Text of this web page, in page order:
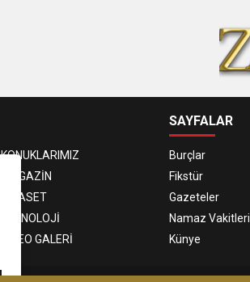
KONUKLARIMIZ
MAGAZİN
SİYASET
TEKNOLOJİ
VIDEO GALERİ
SAYFALAR
Burçlar
Fikstür
Gazeteler
Namaz Vakitleri
Künye